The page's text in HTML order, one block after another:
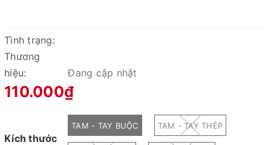
Tình trạng:
Thương
hiệu:
Đang cập nhật
110.000₫
Kích thước
TAM - TAY BUỘC TAM - TAY THÉP